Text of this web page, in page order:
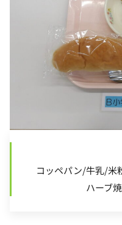
コッペパン/牛乳/米
ハーブ